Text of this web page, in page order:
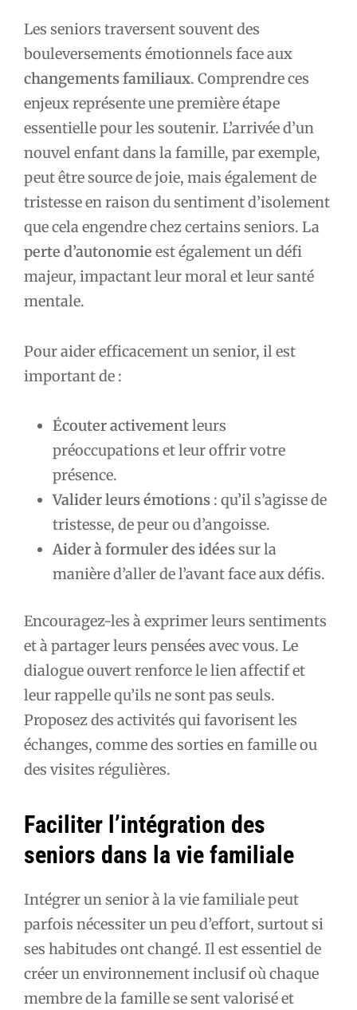
Les seniors traversent souvent des
bouleversements émotionnels face aux
changements familiaux. Comprendre ces
enjeux représente une première étape
essentielle pour les soutenir. L’arrivée d’un
nouvel enfant dans la famille, par exemple,
peut être source de joie, mais également de
tristesse en raison du sentiment d’isolement
que cela engendre chez certains seniors. La
perte d’autonomie est également un défi
majeur, impactant leur moral et leur santé
mentale.
Pour aider efficacement un senior, il est
important de :
Écouter activementleurs
préoccupations et leur offrir votre
présence.
Valider leurs émotions : qu’il s’agisse de
tristesse, de peur ou d’angoisse.
Aider à formuler des idéessur la
manière d’aller de l’avant face aux défis.
Encouragez-les à exprimer leurs sentiments
et à partager leurs pensées avec vous. Le
dialogue ouvert renforce le lien affectif et
leur rappelle qu’ils ne sont pas seuls.
Proposez des activités qui favorisent les
échanges, comme des sorties en famille ou
des visites régulières.
Faciliter l’intégration des
seniors dans la vie familiale
Intégrer un senior à la vie familiale peut
parfois nécessiter un peu d’effort, surtout si
ses habitudes ont changé. Il est essentiel de
créer un environnement inclusif où chaque
membre de la famille se sent valorisé et